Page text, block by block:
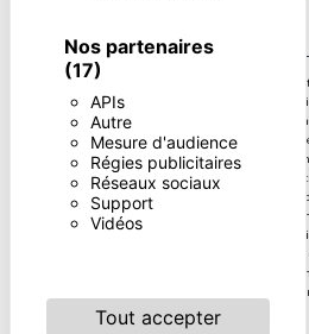
Nos partenaires
(17)
APIs
Autre
Mesure d'audience
Régies publicitaires
Réseaux sociaux
Support
Vidéos
Tout accepter
** Les données personnelles communiquées
contacter et sont enregistrées dans un fichier
à et ses sous-traitants dans le seul but de
données collectées seront communiquées aux
Vous disposez de droits d’accès, de
de limitation, d’opposition, de retrait de votre
du droit d’introduire une réclamation auprès
que d’organiser le sort de vos données post-
droits par voie postale à l'adresse ou par
justificatif d'identité pourra vous être
pendant la période de prise de contact puis
légale aux fins probatoires et de gestion des
cnil.fr pour plus d’informations sur vos droits.